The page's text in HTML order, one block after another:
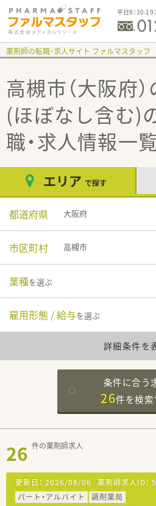
平日9：30-19
薬剤師の転職・求人サイト ファルマスタッフ
高槻市（大阪府
(ほぼなし含む)
職・求人情報一
エリア で探す
都道府県 大阪府
市区町村 高槻市
業種を選ぶ
雇用形態 / 給与を選ぶ
詳細条件を
条件に合う
26件を検索
26 件の薬剤師求人
更新日： 2026/08/06 薬剤師求人ID：
パート・アルバイト
調剤薬局